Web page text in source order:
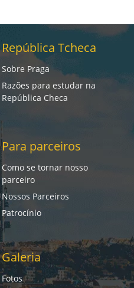
República Tcheca
Sobre Praga
Razões para estudar na
República Checa
Para parceiros
Como se tornar nosso
parceiro
Nossos Parceiros
Patrocínio
Galeria
Fotos